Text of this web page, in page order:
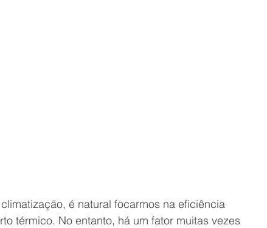
é natural focarmos na eficiência
térmico. No entanto, há um fator muitas vezes